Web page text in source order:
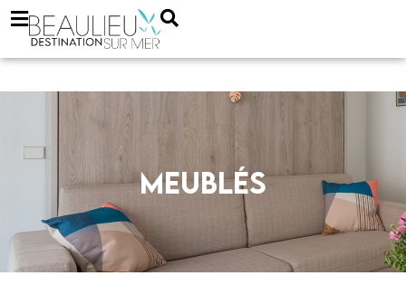
MEUBLÉS